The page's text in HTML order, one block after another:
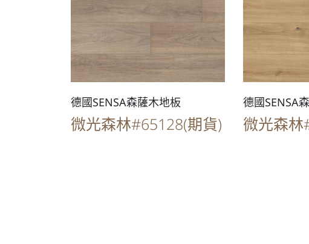
德國SENSA森薩木地板
微光森林#65128(期貨)
德國SENSA
微光森林